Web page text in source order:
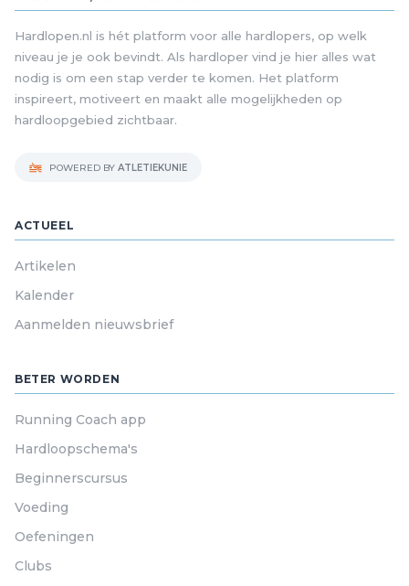
Hardlopen.nl is hét platform voor alle hardlopers, op welk
niveau je je ook bevindt. Als hardloper vind je hier alles wat
nodig is om een stap verder te komen. Het platform
inspireert, motiveert en maakt alle mogelijkheden op
hardloopgebied zichtbaar.
POWERED BY ATLETIEKUNIE
ACTUEEL
Artikelen
Kalender
Aanmelden nieuwsbrief
BETER WORDEN
Running Coach app
Hardloopschema's
Beginnerscursus
Voeding
Oefeningen
Clubs